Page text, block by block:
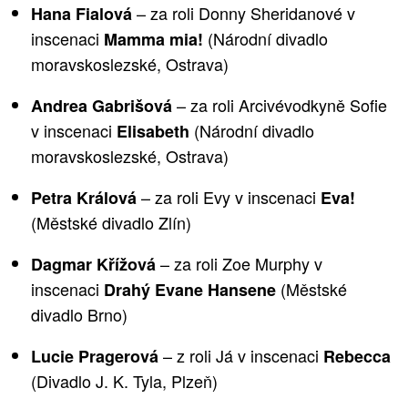
Hana Fialová– za roli Donny Sheridanové v
inscenaci Mamma mia! (Národní divadlo
moravskoslezské, Ostrava)
Andrea Gabrišová– za roli Arcivévodkyně Sofie
v inscenaci Elisabeth (Národní divadlo
moravskoslezské, Ostrava)
Petra Králová– za roli Evy v inscenaci Eva!
(Městské divadlo Zlín)
Dagmar Křížová– za roli Zoe Murphy v
inscenaci Drahý Evane Hansene (Městské
divadlo Brno)
Lucie Pragerová– z roli Já v inscenaci Rebecca
(Divadlo J. K. Tyla, Plzeň)